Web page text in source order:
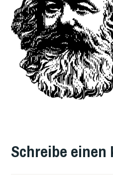
Schreibe einen